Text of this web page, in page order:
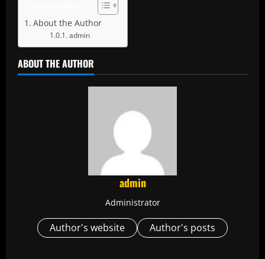
About the Author
admin
ABOUT THE AUTHOR
admin
Administrator
Author's website Author's posts